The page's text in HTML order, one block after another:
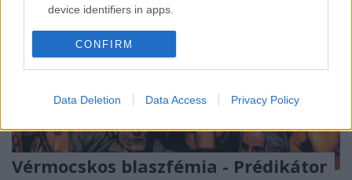
device identifiers in apps.
I want to allow Google to enable storage
related to functionality of the website or app.
related to personalization.
I want to allow Google to enable storage
related to security, including authentication
functionality and fraud prevention, and other
CONFIRM
Data Deletion Data Access Privacy Policy
Vérmocskos blaszfémia - Prédikátor